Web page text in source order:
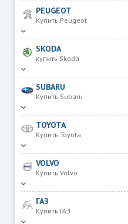
PEUGEOT
Купить Peugeot
SKODA
купить Skoda
SUBARU
Купить Subaru
TOYOTA
Купить Toyota
VOLVO
Купить Volvo
ГАЗ
Купить ГАЗ